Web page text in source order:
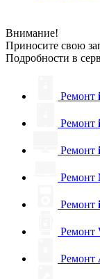
Внимание!
Приносите свою
Подробности в
Ремонт
Ремонт
Ремонт
Ремонт
Ремонт
Ремонт
Ремонт